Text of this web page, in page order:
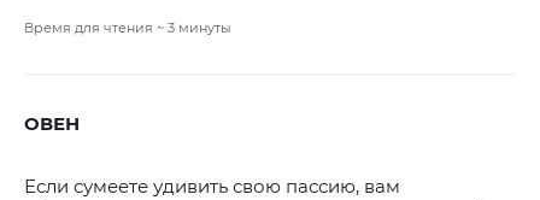
Время для чтения ~ 3 минуты
ОВЕН
Если сумеете удивить свою пассию, вам